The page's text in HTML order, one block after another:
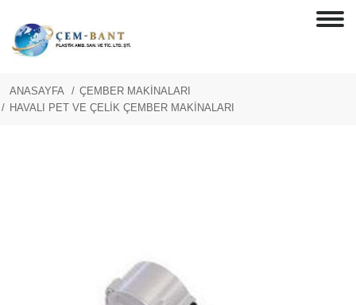
ANASAYFA
ÇEMBER MAKİNALARI
HAVALI PET VE ÇELİK ÇEMBER MAKİNALARI